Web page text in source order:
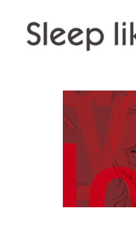
Skip to content